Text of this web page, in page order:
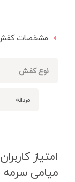
مشخصات کفش
نوع کفش
مردانه
امتیاز
میامی سرمه